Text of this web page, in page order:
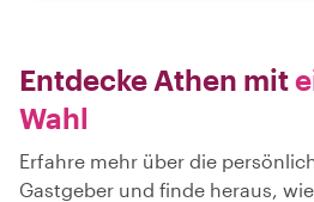
Entdecke Athen mit
Wahl
Erfahre mehr über die
Gastgeber und finde heraus,